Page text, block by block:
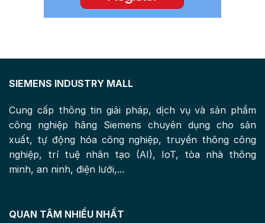
SIEMENS INDUSTRY MALL
Cung cấp thông tin giải pháp, dịch vụ và sản phẩm
công nghiệp hãng Siemens chuyên dụng cho sản
xuất, tự động hóa công nghiệp, truyền thông công
nghiệp, trí tuệ nhân tạo (AI), IoT, tòa nhà thông
minh, an ninh, điện lưới,...
QUAN TÂM NHIỀU NHẤT